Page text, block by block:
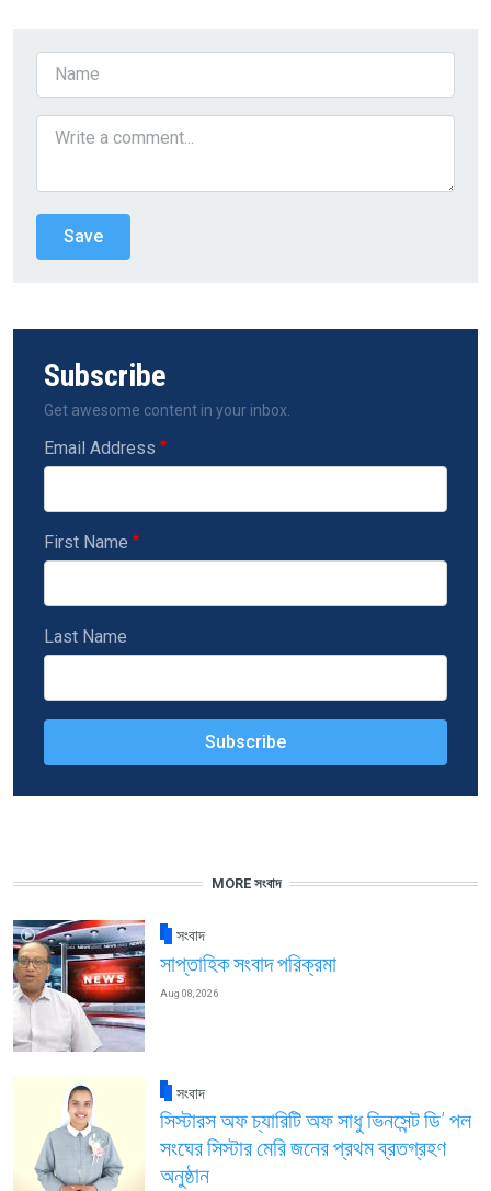
Subscribe
Get awesome content in your inbox.
Email Address
First Name
Last Name
MORE সংবাদ
সংবাদ
সাপ্তাহিক সংবাদ পরিক্রমা
Aug 08, 2026
সংবাদ
সিস্টারস অফ চ্যারিটি অফ সাধু ভিনসেন্ট ডি’ পল
সংঘের সিস্টার মেরি জনের প্রথম ব্রতগ্রহণ
অনুষ্ঠান